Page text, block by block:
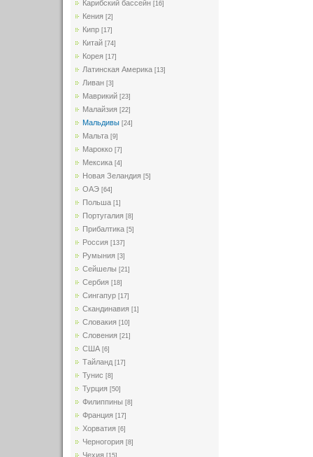
Карибский бассейн [16]
Кения [2]
Кипр [17]
Китай [74]
Корея [17]
Латинская Америка [13]
Ливан [3]
Маврикий [23]
Малайзия [22]
Мальдивы [24]
Мальта [9]
Марокко [7]
Мексика [4]
Новая Зеландия [5]
ОАЭ [64]
Польша [1]
Португалия [8]
Прибалтика [5]
Россия [137]
Румыния [3]
Сейшелы [21]
Сербия [18]
Сингапур [17]
Скандинавия [1]
Словакия [10]
Словения [21]
США [6]
Тайланд [17]
Тунис [8]
Турция [50]
Филиппины [8]
Франция [17]
Хорватия [6]
Черногория [8]
Чехия [15]